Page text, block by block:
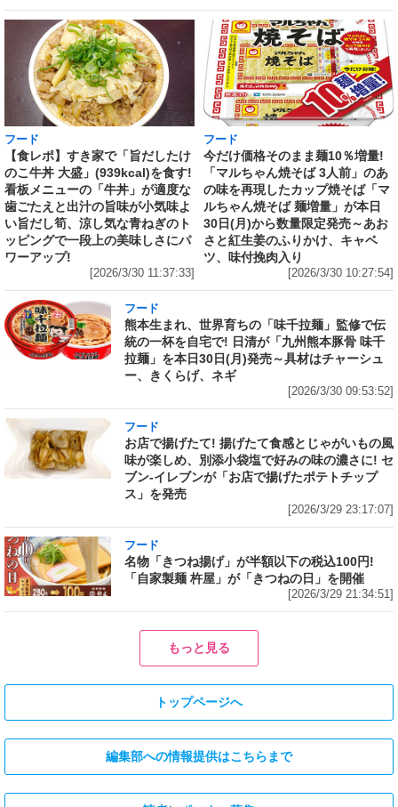
フード
【食レポ】すき家で「旨だしたけ
のこ牛丼 大盛」(939kcal)を食す!
看板メニューの「牛丼」が適度な
歯ごたえと出汁の旨味が小気味よ
い旨だし筍、涼し気な青ねぎのト
ッピングで一段上の美味しさにパ
ワーアップ!
[2026/3/30 11:37:33]
フード
今だけ価格そのまま麺10％増量!
「マルちゃん焼そば 3人前」のあ
の味を再現したカップ焼そば「マ
ルちゃん焼そば 麺増量」が本日
30日(月)から数量限定発売～あお
さと紅生姜のふりかけ、キャベ
ツ、味付挽肉入り
[2026/3/30 10:27:54]
フード
熊本生まれ、世界育ちの「味千拉麺」監修で伝
統の一杯を自宅で! 日清が「九州熊本豚骨 味千
拉麺」を本日30日(月)発売～具材はチャーシュ
ー、きくらげ、ネギ
[2026/3/30 09:53:52]
フード
お店で揚げたて! 揚げたて食感とじゃがいもの風
味が楽しめ、別添小袋塩で好みの味の濃さに! セ
ブン‐イレブンが「お店で揚げたポテトチップ
ス」を発売
[2026/3/29 23:17:07]
フード
名物「きつね揚げ」が半額以下の税込100円!
「自家製麺 杵屋」が「きつねの日」を開催
[2026/3/29 21:34:51]
もっと見る
トップページへ
編集部への情報提供はこちらまで